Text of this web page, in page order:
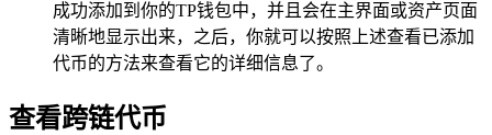
成功添加到你的TP钱包中，并且会在主界面或资产页面
清晰地显示出来，之后，你就可以按照上述查看已添加
代币的方法来查看它的详细信息了。
查看跨链代币